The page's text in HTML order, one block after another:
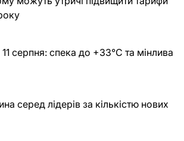
серпня: спека до +33°C та мінлива
серед лідерів за кількістю нових